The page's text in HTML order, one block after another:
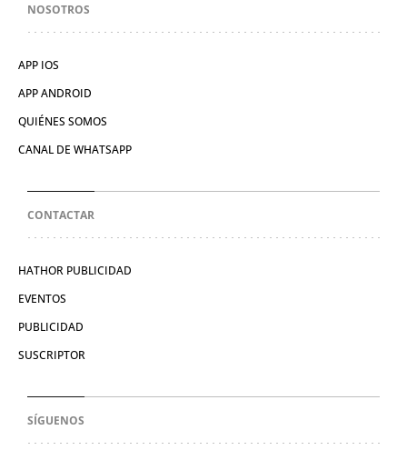
NOSOTROS
APP IOS
APP ANDROID
QUIÉNES SOMOS
CANAL DE WHATSAPP
CONTACTAR
HATHOR PUBLICIDAD
EVENTOS
PUBLICIDAD
SUSCRIPTOR
SÍGUENOS